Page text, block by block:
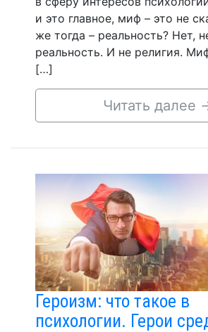
и это главное, миф – это не
же тогда – реальность? Нет,
реальность. И не религия.
[…]
Читать далее
Героизм: что такое в
психологии. Герои